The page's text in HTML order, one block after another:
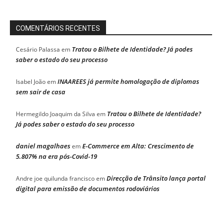
COMENTÁRIOS RECENTES
Cesário Palassa em Tratou o Bilhete de Identidade? Já podes
saber o estado do seu processo
Isabel JoãoemINAAREES já permite homologação de diplomas
sem sair de casa
Hermegildo Joaquim da Silva em Tratou o Bilhete de Identidade?
Já podes saber o estado do seu processo
daniel magalhaesemE-Commerce em Alta: Crescimento de
5.807% na era pós-Covid-19
Andre joe quilunda franciscoemDirecção de Trânsito lança portal
digital para emissão de documentos rodoviários